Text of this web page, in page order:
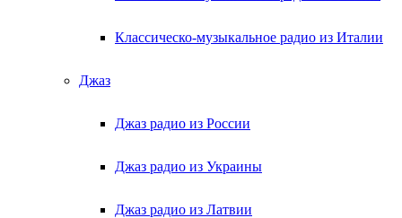
Классическо-музыкальное радио из Италии
Джаз
Джаз радио из России
Джаз радио из Украины
Джаз радио из Латвии